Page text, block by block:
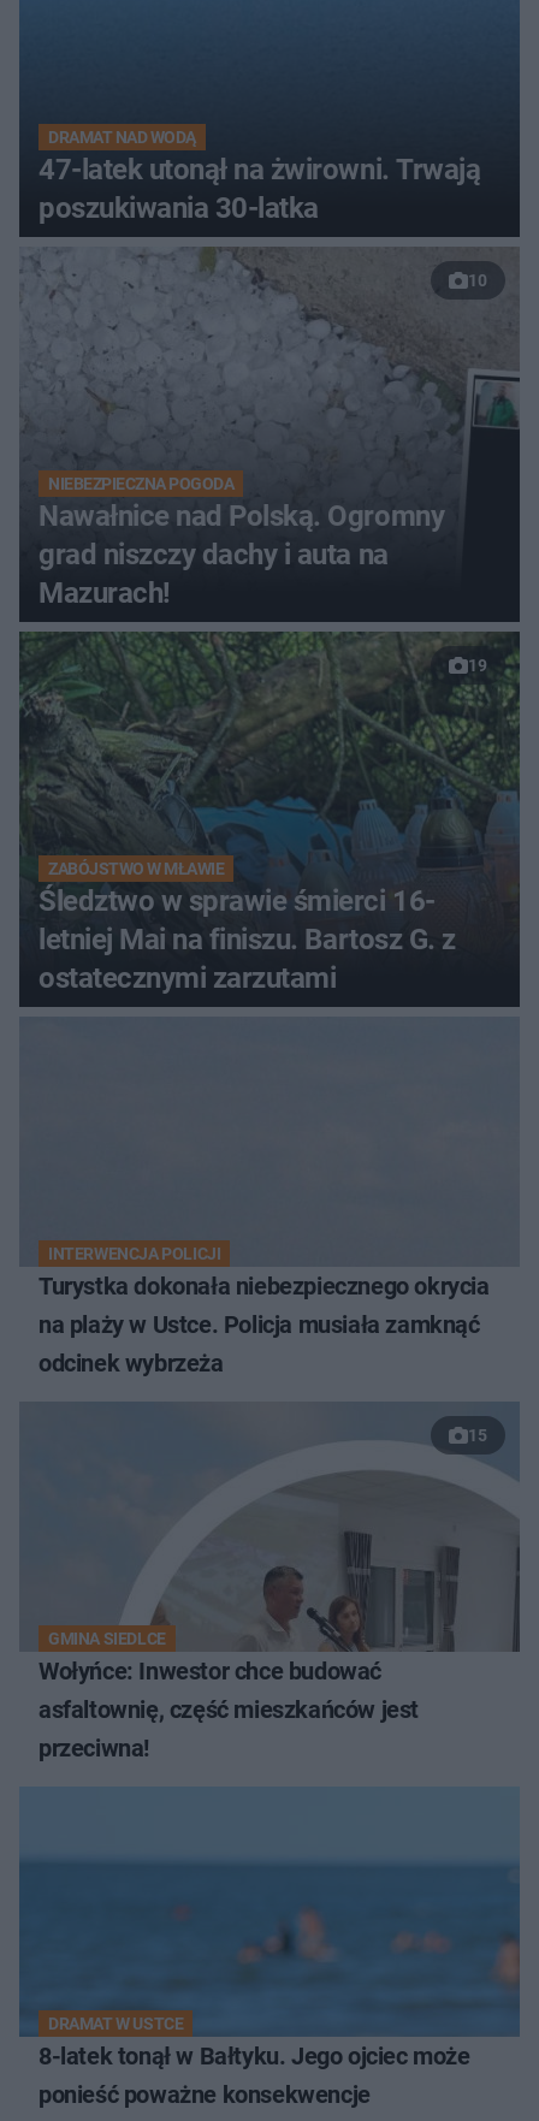
DRAMAT NAD WODĄ
47-latek utonął na żwirowni. Trwają
poszukiwania 30-latka
10
NIEBEZPIECZNA POGODA
Nawałnice nad Polską. Ogromny
grad niszczy dachy i auta na
Mazurach!
19
ZABÓJSTWO W MŁAWIE
Śledztwo w sprawie śmierci 16-
letniej Mai na finiszu. Bartosz G. z
ostatecznymi zarzutami
INTERWENCJA POLICJI
Turystka dokonała niebezpiecznego okrycia
na plaży w Ustce. Policja musiała zamknąć
odcinek wybrzeża
15
GMINA SIEDLCE
Wołyńce: Inwestor chce budować
asfaltownię, część mieszkańców jest
przeciwna!
DRAMAT W USTCE
8-latek tonął w Bałtyku. Jego ojciec może
ponieść poważne konsekwencje